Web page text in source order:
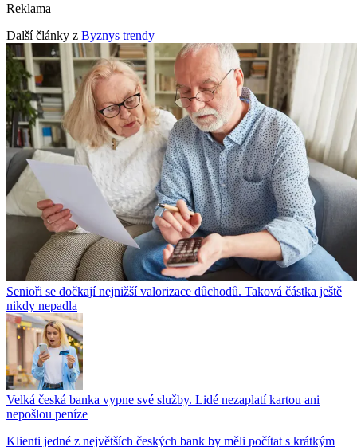
Reklama
Další články z Byznys trendy
Senioři se dočkají nejnižší valorizace důchodů. Taková částka ještě
nikdy nepadla
Velká česká banka vypne své služby. Lidé nezaplatí kartou ani
nepošlou peníze
Klienti jedné z největších českých bank by měli počítat s krátkým